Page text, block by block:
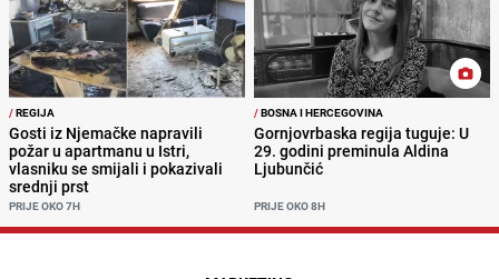
/REGIJA
Gosti iz Njemačke napravili
požar u apartmanu u Istri,
vlasniku se smijali i pokazivali
srednji prst
PRIJE OKO 7H
/BOSNA I HERCEGOVINA
Gornjovrbaska regija tuguje: U
29. godini preminula Aldina
Ljubunčić
PRIJE OKO 8H